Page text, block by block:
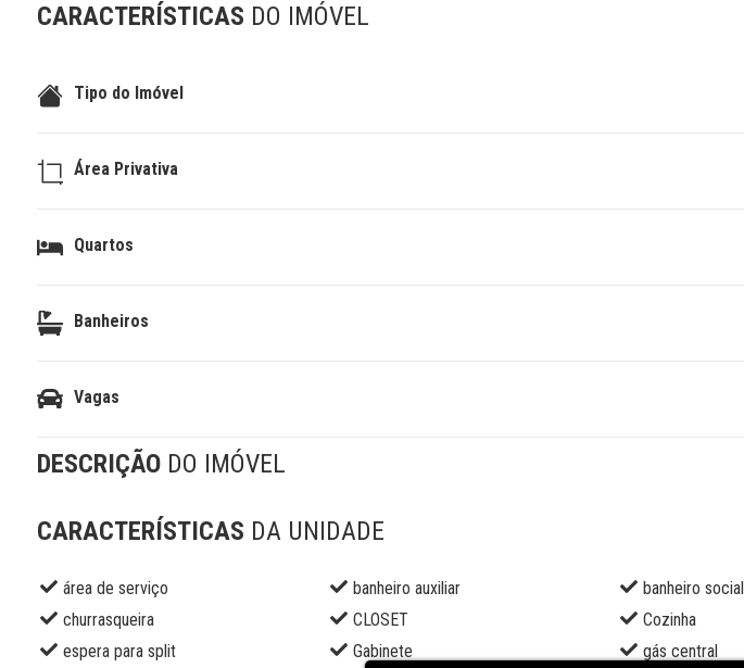
CARACTERÍSTICAS DO IMÓVEL
Tipo do Imóvel
Área Privativa
Quartos
Banheiros
Vagas
DESCRIÇÃO DO IMÓVEL
CARACTERÍSTICAS DA UNIDADE
área de serviço banheiro auxiliar
banheiro social
churrasqueira
CLOSET
Cozinha
espera para split
Gabinete gás central